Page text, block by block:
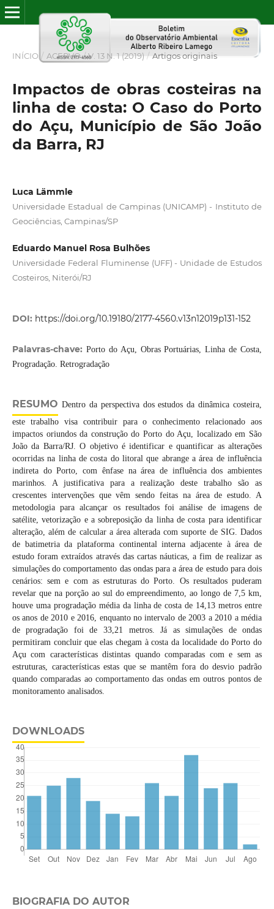
INÍCIO / ACERVO / V. 13 N. 1 (2019) / Artigos originais
Impactos de obras costeiras na
linha de costa: O Caso do Porto
do Açu, Município de São João
da Barra, RJ
Luca Lämmle
Universidade Estadual de Campinas (UNICAMP) - Instituto de
Geociências, Campinas/SP
Eduardo Manuel Rosa Bulhões
Universidade Federal Fluminense (UFF) - Unidade de Estudos
Costeiros, Niterói/RJ
DOI: https://doi.org/10.19180/2177-4560.v13n12019p131-152
Palavras-chave: Porto do Açu, Obras Portuárias, Linha de Costa,
Progradação. Retrogradação
RESUMO Dentro da perspectiva dos estudos da dinâmica costeira,
este trabalho visa contribuir para o conhecimento relacionado aos
impactos oriundos da construção do Porto do Açu, localizado em São
João da Barra/RJ. O objetivo é identificar e quantificar as alterações
ocorridas na linha de costa do litoral que abrange a área de influência
indireta do Porto, com ênfase na área de influência dos ambientes
marinhos. A justificativa para a realização deste trabalho são as
crescentes intervenções que vêm sendo feitas na área de estudo. A
metodologia para alcançar os resultados foi análise de imagens de
satélite, vetorização e a sobreposição da linha de costa para identificar
alteração, além de calcular a área alterada com suporte de SIG. Dados
de batimetria da plataforma continental interna adjacente à área de
estudo foram extraídos através das cartas náuticas, a fim de realizar as
simulações do comportamento das ondas para a área de estudo para dois
cenários: sem e com as estruturas do Porto. Os resultados puderam
revelar que na porção ao sul do empreendimento, ao longo de 7,5 km,
houve uma progradação média da linha de costa de 14,13 metros entre
os anos de 2010 e 2016, enquanto no intervalo de 2003 a 2010 a média
de progradação foi de 33,21 metros. Já as simulações de ondas
permitiram concluir que elas chegam à costa da localidade do Porto do
Açu com características distintas quando comparadas com e sem as
estruturas, características estas que se mantêm fora do desvio padrão
quando comparadas ao comportamento das ondas em outros pontos de
monitoramento analisados.
DOWNLOADS
BIOGRAFIA DO AUTOR